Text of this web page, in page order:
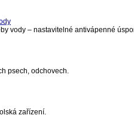
vody – nastavitelné antivápenné
psech, odchovech.
zařízení.